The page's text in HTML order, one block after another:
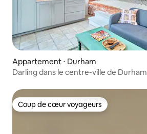
Appartement ⋅ Durham
Darling dans le centre-ville de Durham
Coup de cœur voyageurs
Coup de cœur voyageurs